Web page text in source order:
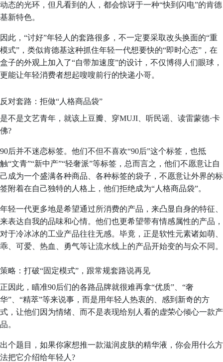
动态的光环，但凡看到的人，都会惊讶于一种“快到闪电”的肯德
基新特色。
因此，“讨好”年轻人的套路很多，不一定要采取改头换面的“重
模式”，类似肯德基这种抓住年轻一代想要快的“即时心态”，在
盒子的外观上加入了“自带加速度”的设计，不仅博得人们眼球，
更能让年轻消费者想起嗖嗖前行的快递小哥。
反对套路：拒做“人格商品袋”
是不是文艺青年，就该上豆瓣、穿MUJI、听民谣、读雷蒙德·卡
佛?
90后并不迷恋标签。他们不但不喜欢“90后”这个标签，也抵
触“文青”“新中产”“轻奢派”等标签，总而言之，他们不愿意让自
己成为一个盛满各种商品、各种标签的袋子，不愿意让外界的标
签附着在自己独特的人格上，他们拒绝成为“人格商品袋”。
年轻一代更多地是希望通过所消费的产品，来凸显自身的特征、
来表达自我的品味和心情。他们也更希望带有情感属性的产品，
对于冷冰冰的工业产品往往无感。毕竟，正是软性元素诸如萌、
乖、可爱、热血、勇气等让流水线上的产品开始变的与众不同。
策略：打破“固定模式”，跟常规套路说再见
正因此，瞄准90后们的各路品牌就很难再拿“优质”、“奢
华”、“精萃”等来说事，而是用年轻人热衷的、感到新奇的方
式，让他们因为情绪、而不是表现给别人看的虚荣心倾心一款产
品。
出个题目，如果你家想推一款滋润皮肤的精华液，你会用什么方
法把它介绍给年轻人?